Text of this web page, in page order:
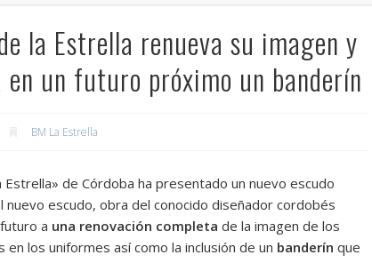
la Estrella renueva su imagen y
un futuro próximo un banderín
BM La Estrella
Estrella» de Córdoba ha presentado un nuevo escudo
nuevo escudo, obra del conocido diseñador cordobés
a una renovación completa de la imagen de los
los uniformes así como la inclusión de un banderín que